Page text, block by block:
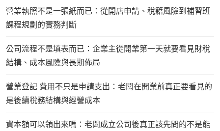
營業執照不是一張紙而已：從開店申請、稅籍風險到補習班
課程規劃的實務判斷
公司流程不是填表而已：企業主從開業第一天就要看見財稅
結構、成本風險與長期佈局
營業登記 費用不只是申請支出：老闆在開業前真正要看見的
是後續稅務結構與經營成本
資本額可以領出來嗎：老闆成立公司後真正該先問的不是能